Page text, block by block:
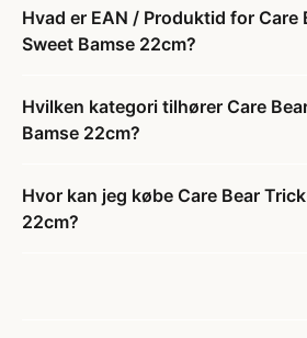
Hvad er EAN / Produktid for Care
Sweet Bamse 22cm?
Hvilken kategori tilhører Care
Bamse 22cm?
Hvor kan jeg købe Care Bear
22cm?